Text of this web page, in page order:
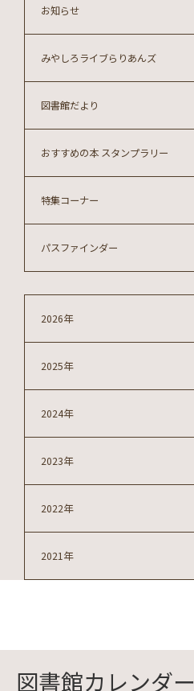
お知らせ
みやしろライブらりあんズ
図書館だより
おすすめの本 スタンプラリー
特集コーナー
パスファインダー
2026年
2025年
2024年
2023年
2022年
2021年
図書館カレンダー